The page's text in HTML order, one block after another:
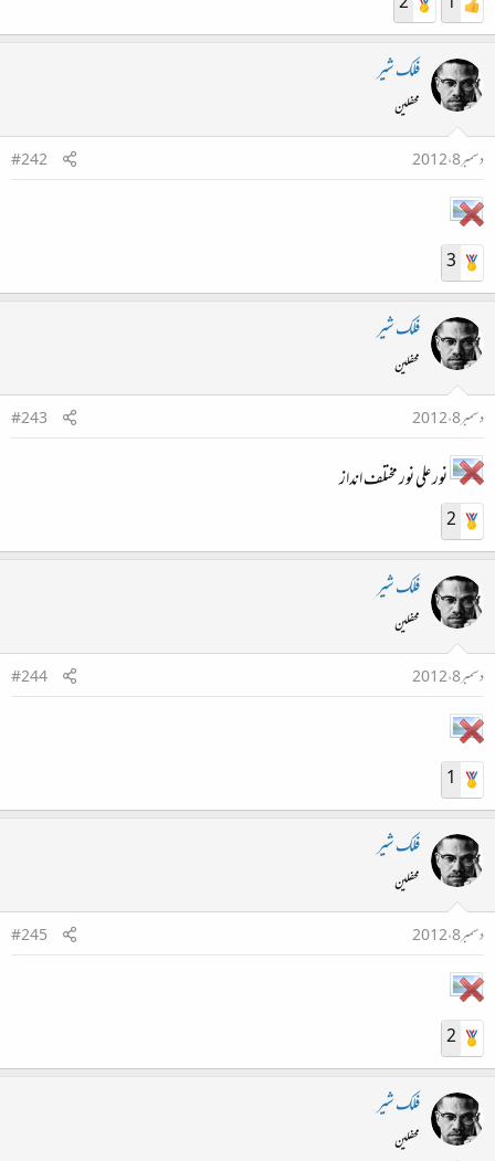
فلک شیر
محفلین
دسمبر 8، 2012
#242
3
فلک شیر
محفلین
دسمبر 8، 2012
#243
نور علی نور مختلف انداز
2
فلک شیر
محفلین
دسمبر 8، 2012
#244
1
فلک شیر
محفلین
دسمبر 8، 2012
#245
2
فلک شیر
محفلین